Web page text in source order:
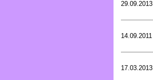
29.09.2013
14.09.2011
17.03.2013